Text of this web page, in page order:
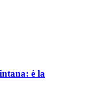
è la